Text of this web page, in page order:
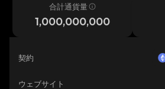
合計通貨量
1,000,000,000
契約
ウェブサイト